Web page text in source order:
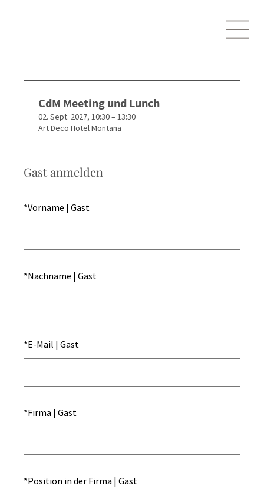
Gast anmelden
*Vorname | Gast
*Nachname | Gast
*E-Mail | Gast
*Firma | Gast
*Position in der Firma | Gast
CdM Meeting und Lunch
02. Sept. 2027, 10:30 – 13:30
Art Deco Hotel Montana